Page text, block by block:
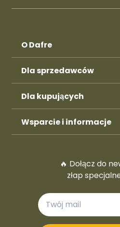
O Dafre
Dla sprzedawców
Dla kupujących
Wsparcie i informacje
🔥 Dołącz do
złap